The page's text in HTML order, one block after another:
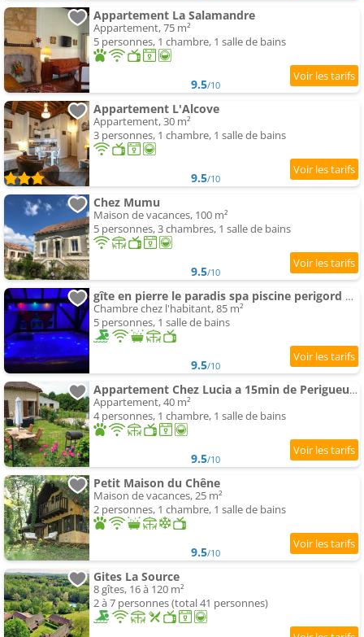
Appartement La Salamandre
Appartement, 75 m²
5 personnes, 1 chambre, 1 salle de bains
9.5/10
Appartement L'Alcove
Appartement, 30 m²
3 personnes, 1 chambre, 1 salle de bains
9.5/10
Chez Mumu
Maison de vacances, 100 m²
5 personnes, 3 chambres, 1 salle de bains
9.5/10
gîte en pierre le paradis spa piscine perigord pourpre 9km de bergerac
Chambre chez l'habitant, 85 m²
5 personnes, 1 salle de bains
9.5/10
Appartement Chez Lucia a 15min de Perigueux à 6km autoroute A89
Appartement, 40 m²
4 personnes, 1 chambre, 1 salle de bains
9.5/10
Petit Maison du Chêne
Maison de vacances, 25 m²
2 personnes, 1 chambre, 1 salle de bains
9.5/10
Gites La Source
8 gîtes, 16 à 120 m²
2 à 7 personnes (total 41 personnes)